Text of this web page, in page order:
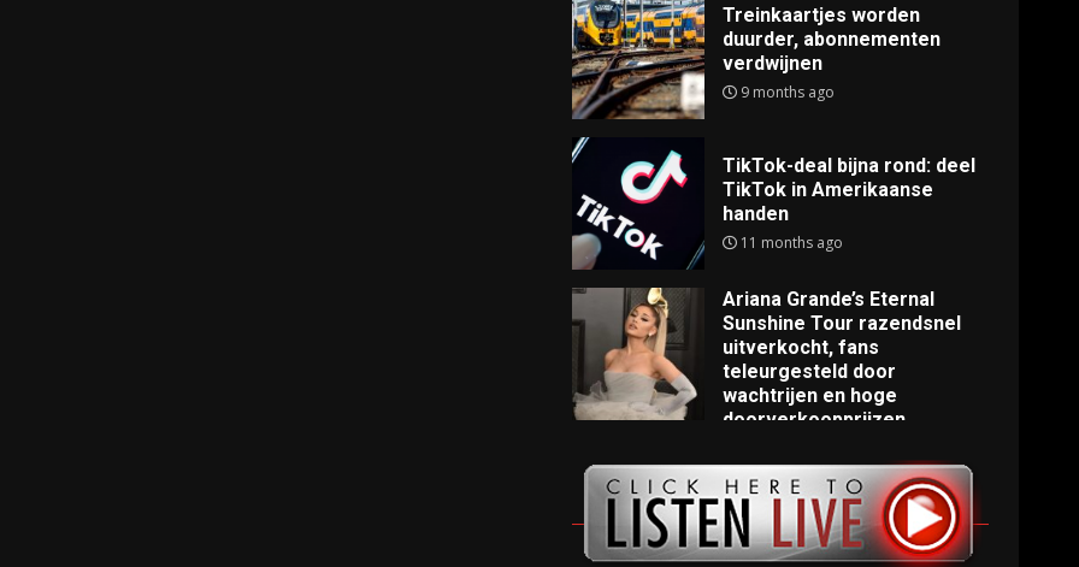
Treinkaartjes worden
duurder, abonnementen
verdwijnen
9 months ago
TikTok-deal bijna rond: deel
TikTok in Amerikaanse
handen
11 months ago
Ariana Grande’s Eternal
Sunshine Tour razendsnel
uitverkocht, fans
teleurgesteld door
wachtrijen en hoge
doorverkoopprijzen